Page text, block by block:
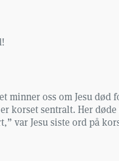
minner oss om Jesu
korset sentralt. Her
var Jesu siste ord på